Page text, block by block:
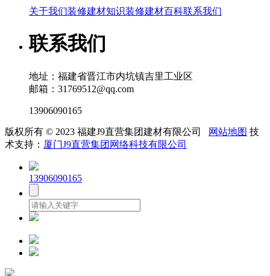
关于我们装修建材知识装修建材百科联系我们
联系我们
地址：福建省晋江市内坑镇吉里工业区
邮箱：31769512@qq.com
13906090165
版权所有 © 2023 福建J9直营集团建材有限公司 网站地图 技
术支持： 厦门J9直营集团网络科技有限公司
13906090165